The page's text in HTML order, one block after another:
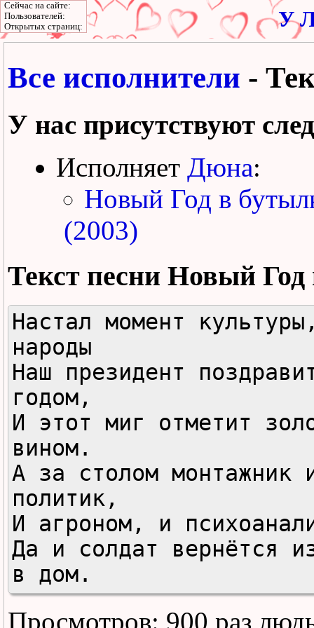
У
Все исполнители -
У нас присутствуют
Исполняет Дюна:
Новый Год в
(2003)
Текст песни Новый Год
Настал момент
народы
Наш президент
годом,
И этот миг отметит
вином.
А за столом монтажник
политик,
И агроном, и
Да и солдат вернётся
в дом.
Просмотров: 900 раз
Сейчас на сайте:
Пользователей:
Открытых страниц: